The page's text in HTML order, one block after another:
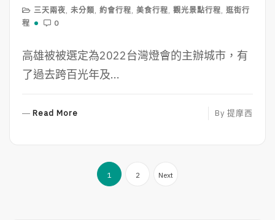
三天兩夜, 未分類, 約會行程, 美食行程, 觀光景點行程, 逛街行
程
0
高雄被被選定為2022台灣燈會的主辦城市，有
了過去跨百光年及...
Read More By 提摩西
文
1 2 Next